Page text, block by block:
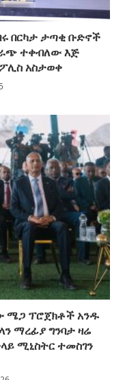
በርካታ ታጣቂ ቡድኖች
ተቀብለው እጅ
አስታወቀ
ሜጋ ፕሮጀክቶች አንዱ
ማረፊያ ግንባታ ዛሬ
ሚኒስትር ተመስገን